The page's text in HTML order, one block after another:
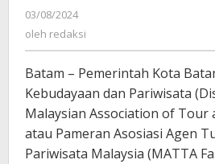
03/08/2024
redaksi
oleh redaksi
Batam – Pemerintah Kota
Kebudayaan dan Pariwisata
Malaysian Association of Tour
atau Pameran Asosiasi Agen
Pariwisata Malaysia (MATTA